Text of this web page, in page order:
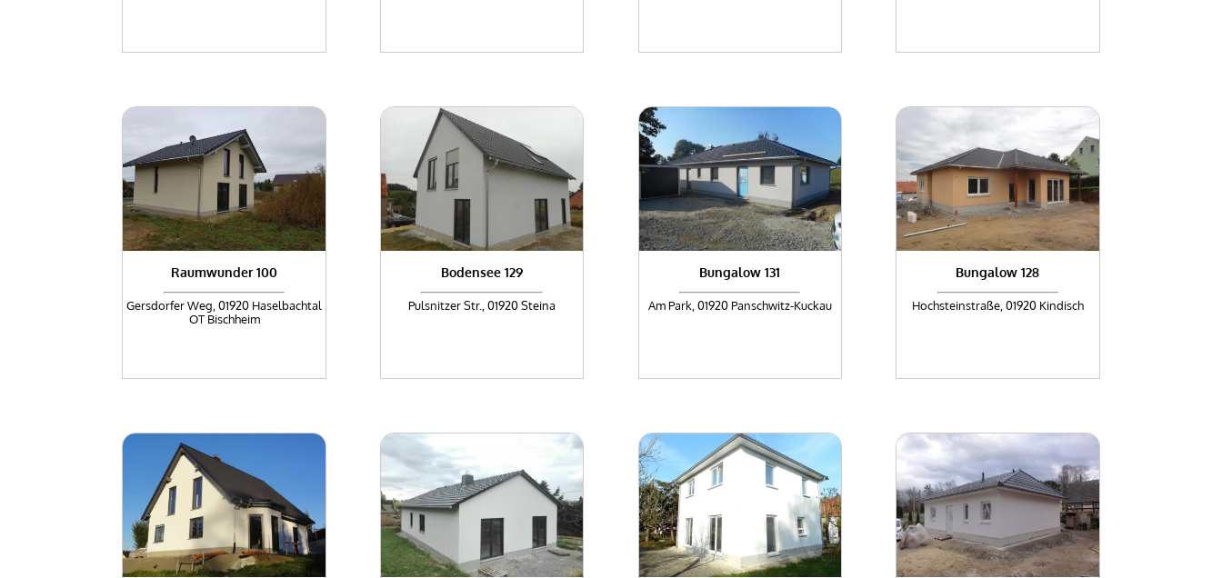
Raumwunder 100
Gersdorfer Weg, 01920 Haselbachtal
OT Bischheim
Bodensee 129
Pulsnitzer Str., 01920 Steina
Bungalow 131
Am Park, 01920 Panschwitz-Kuckau
Bungalow 128
Hochsteinstraße, 01920 Kindisch